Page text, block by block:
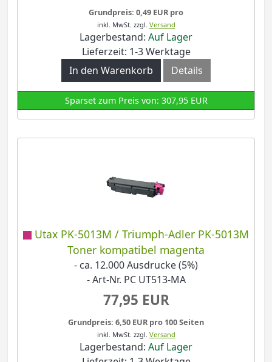
Grundpreis: 0,49 EUR pro
inkl. MwSt. zzgl. Versand
Lagerbestand: Auf Lager
Lieferzeit: 1-3 Werktage
In den Warenkorb
Details
Sparset zum Preis von: 307,95 EUR
Utax PK-5013M / Triumph-Adler PK-5013M
Toner kompatibel magenta
- ca. 12.000 Ausdrucke (5%)
- Art-Nr. PC UT513-MA
77,95 EUR
Grundpreis: 6,50 EUR pro 100 Seiten
inkl. MwSt. zzgl. Versand
Lagerbestand: Auf Lager